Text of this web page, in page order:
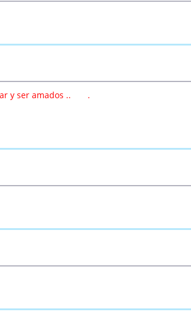
y ser amados .. .